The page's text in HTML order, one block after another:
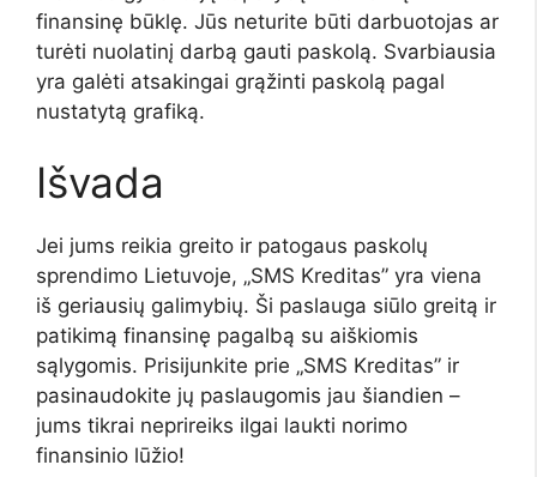
finansinę būklę. Jūs neturite būti darbuotojas ar
turėti nuolatinį darbą gauti paskolą. Svarbiausia
yra galėti atsakingai grąžinti paskolą pagal
nustatytą grafiką.
Išvada
Jei jums reikia greito ir patogaus paskolų
sprendimo Lietuvoje, „SMS Kreditas” yra viena
iš geriausių galimybių. Ši paslauga siūlo greitą ir
patikimą finansinę pagalbą su aiškiomis
sąlygomis. Prisijunkite prie „SMS Kreditas” ir
pasinaudokite jų paslaugomis jau šiandien –
jums tikrai neprireiks ilgai laukti norimo
finansinio lūžio!